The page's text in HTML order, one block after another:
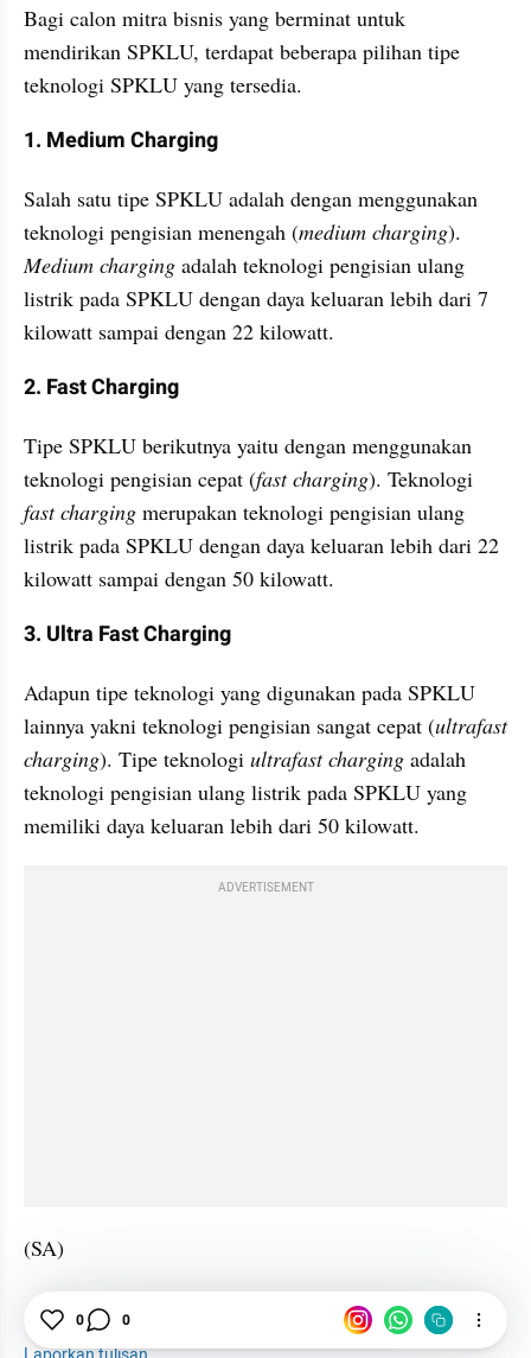
Bagi calon mitra bisnis yang berminat untuk
mendirikan SPKLU, terdapat beberapa pilihan tipe
teknologi SPKLU yang tersedia.
1. Medium Charging
Salah satu tipe SPKLU adalah dengan menggunakan
teknologi pengisian menengah (medium charging
Medium charging adalah teknologi pengisian ulang
listrik pada SPKLU dengan daya keluaran lebih dari 7
kilowatt sampai dengan 22 kilowatt.
2. Fast Charging
Tipe SPKLU berikutnya yaitu dengan menggunakan
teknologi pengisian cepat (fast charging
fast charging merupakan teknologi pengisian ulang
listrik pada SPKLU dengan daya keluaran lebih dari 22
kilowatt sampai dengan 50 kilowatt.
3. Ultra Fast Charging
Adapun tipe teknologi yang digunakan pada SPKLU
lainnya yakni teknologi pengisian sangat cepat (ultrafast
charging). Tipe teknologi ultrafast charging adalah
teknologi pengisian ulang listrik pada SPKLU yang
memiliki daya keluaran lebih dari 50 kilowatt.
ADVERTISEMENT
(SA)
Kendaraan Listrik
Listrik
0 0